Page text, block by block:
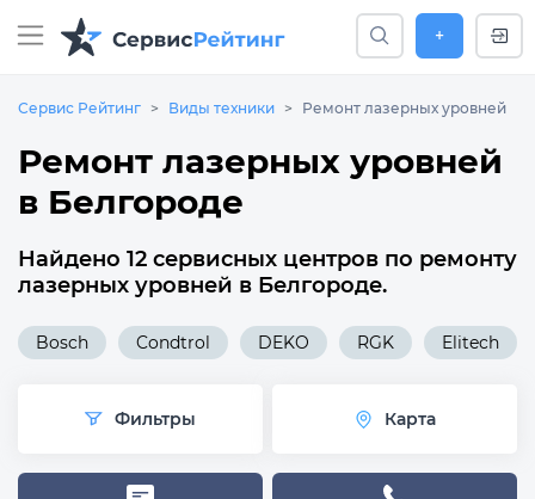
+
Сервис Рейтинг Виды техники Ремонт лазерных уровней
Ремонт лазерных уровней
в Белгороде
Найдено 12 сервисных центров по ремонту
лазерных уровней в Белгороде.
Bosch Condtrol DEKO RGK Elitech
Фильтры Карта